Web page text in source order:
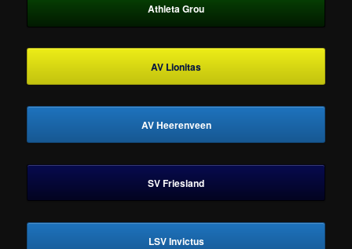
Athleta Grou
AV Lionitas
AV Heerenveen
SV Friesland
LSV Invictus